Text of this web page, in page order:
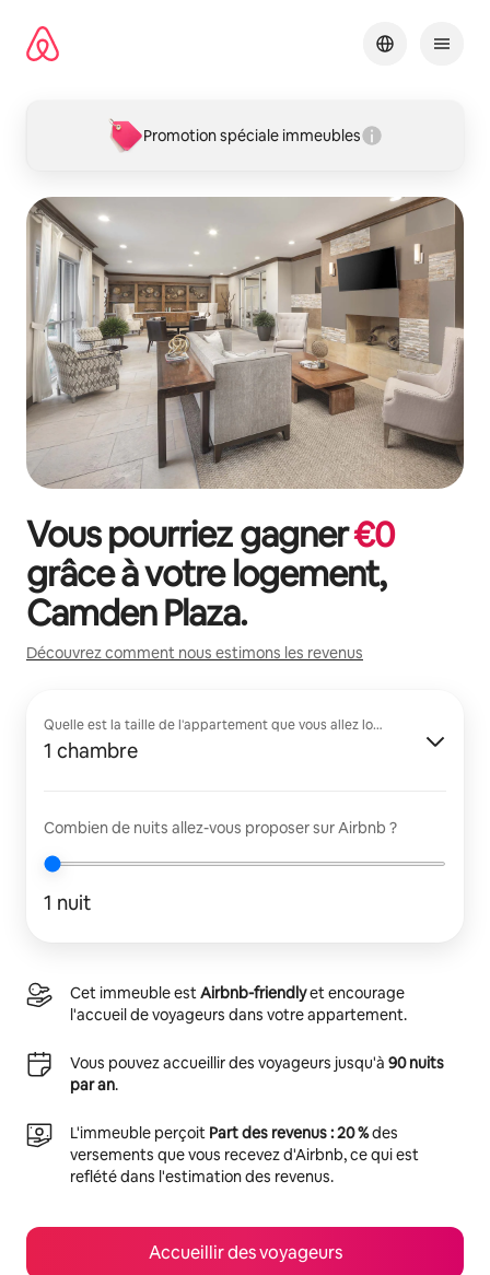
directement
Promotion spéciale immeubles
Vous pourriez gagner€0
grâce à votre logement,
Camden Plaza.
Découvrez comment nous estimons les revenus
Quelle est la taille de l'appartement que vous allez louer ?
1 chambre
Combien de nuits allez-vous proposer sur Airbnb ?
1 nuit
Cet immeuble estAirbnb-friendlyet encourage
l'accueil de voyageurs dans votre appartement.
Vous pouvez accueillir des voyageurs jusqu'à 90 nuits
par an.
L'immeuble perçoit Part des revenus : 20 %des
versements que vous recevez d'Airbnb, ce qui est
reflété dans l'estimation des revenus.
Accueillir des voyageurs